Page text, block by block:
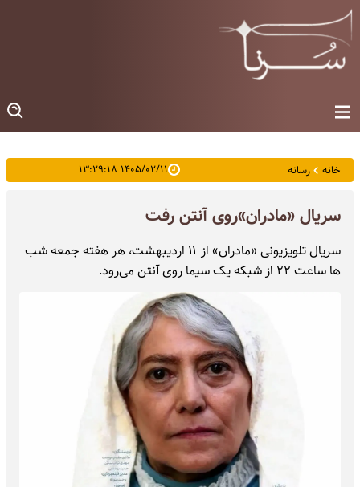
خانه رسانه ۱۴۰۵/۰۲/۱۱ ۱۳:۲۹:۱۸
سریال «مادران»‌روی آنتن رفت
سریال تلویزیونی «مادران» از ۱۱ اردیبهشت، هر هفته جمعه شب
ها ساعت ۲۲ از شبکه یک سیما روی آنتن می‌رود.